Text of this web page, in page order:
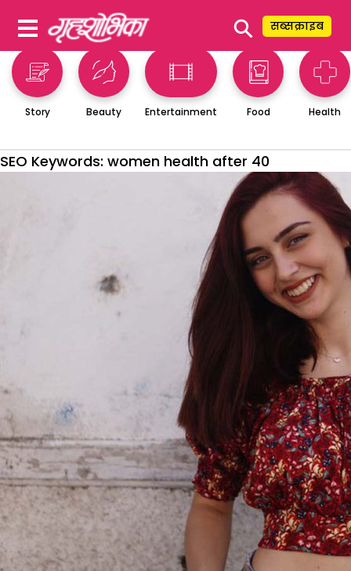
⚲ सब्सक्राइब
Story Beauty Entertainment Food Health
SEO Keywords: women health after 40